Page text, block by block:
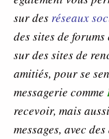
sur desréseaux
des sites de
sur des sites de
amitiés, pour se
messagerie comme
recevoir, mais
messages, avec